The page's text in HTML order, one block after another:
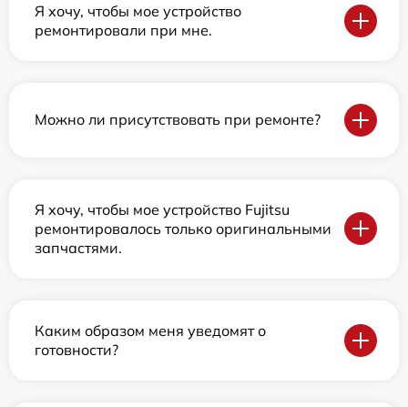
Я хочу, чтобы мое устройство
ремонтировали при мне.
Можно ли присутствовать при ремонте?
Я хочу, чтобы мое устройство Fujitsu
ремонтировалось только оригинальными
запчастями.
Каким образом меня уведомят о
готовности?